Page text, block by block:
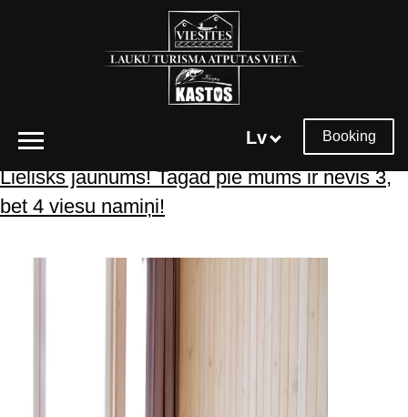
Lv Booking
Tēmtura arhīvs:ūdens atpūta
Lielisks jaunums! Tagad pie mums ir nevis 3,
bet 4 viesu namiņi!